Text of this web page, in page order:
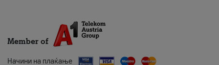
Member of
Начини на плаќање